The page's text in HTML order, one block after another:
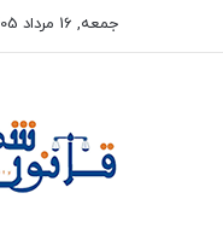
جمعه, 16 مرداد 1405